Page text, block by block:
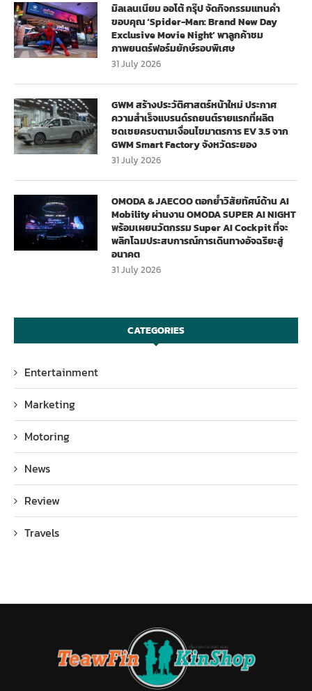
มิลเลนเนียม ออโต้ กรุ๊ป จัดกิจกรรมแทนคำ
ขอบคุณ ‘Spider-Man: Brand New Day
Exclusive Movie Night’ พาลูกค้าชม
ภาพยนตร์ฟอร์มยักษ์รอบพิเศษ
31 July 2026
GWM สร้างประวัติศาสตร์หน้าใหม่ ประกาศ
ความสำเร็จแบรนด์รถยนต์รายแรกที่ผลิต
ชดเชยครบตามเงื่อนไขมาตรการ EV 3.5 จาก
GWM Smart Factory จังหวัดระยอง
31 July 2026
OMODA & JAECOO ตอกย้ำวิสัยทัศน์ด้าน AI
Mobility ผ่านงาน OMODA SUPER AI NIGHT
พร้อมเผยนวัตกรรม Super AI Cockpit ที่จะ
พลิกโฉมประสบการณ์การเดินทางอัจฉริยะสู่
อนาคต
31 July 2026
CATEGORIES
Entertainment
Marketing
Motoring
News
Review
Travels